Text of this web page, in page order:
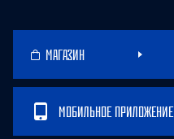
МАГАЗИН
МОБИЛЬНОЕ ПРИЛОЖЕНИЕ